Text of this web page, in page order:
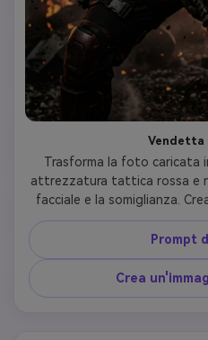
Vendetta
Trasforma la foto caricata
attrezzatura tattica rossa e
facciale e la somiglianza.
custodie per armi, armature
emblema del cranio.
esplosivo con detriti e fumo
facciale determinata e la
persona caricata, arricchita
Prompt
Crea